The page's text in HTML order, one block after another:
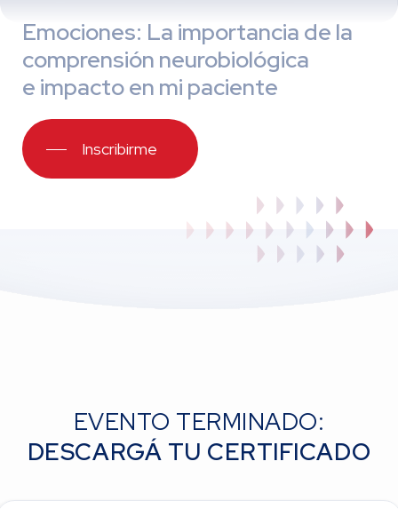
Emociones: La importancia de la
comprensión neurobiológica
e impacto en mi paciente
Inscribirme
EVENTO TERMINADO:
DESCARGÁ TU CERTIFICADO